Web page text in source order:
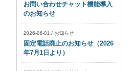
お問い合わせチャット機能導入
のお知らせ
2026-06-01 / お知らせ
固定電話廃止のお知らせ（2026
年7月1日より）